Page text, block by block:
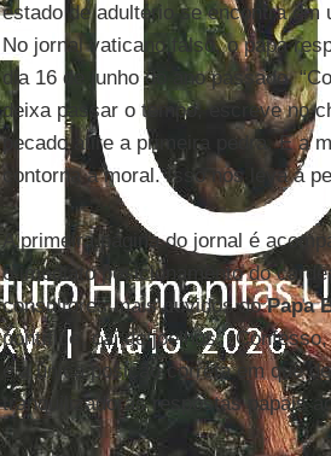
estado de adultério se encontra em
No jornal vaticano falso, o papa
dia 16 de junho do ano passado.
deixa passar o tempo, escreve no
pecado atire a primeira pedra. E a
contorna a moral. Isso nos leva a
A primeira página do jornal é
o imediato posicionamento do
consultores mais ouvidos doPapa
pontífice, cai de joelhos.
é a única posição correta em que
tranquilizadoras respostas papais